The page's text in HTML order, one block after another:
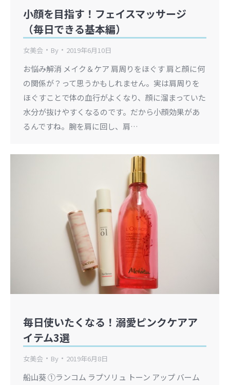
小顔を目指す！フェイスマッサージ
（毎日できる基本編）
女美会 By 2019年6月10日
お悩み解消 メイク＆ケア 肩周りをほぐす 肩と顔に何
の関係が？って思うかもしれません。実は肩周りを
ほぐすことで体の血行がよくなり、顔に溜まっていた
水分が抜けやすくなるのです。だから小顔効果があ
るんですね。腕を肩に回し、肩…
毎日使いたくなる！溺愛ピンクケアア
イテム3選
女美会 By 2019年6月8日
船山葵 ①ランコム ラプソリュ トーン アップ バーム